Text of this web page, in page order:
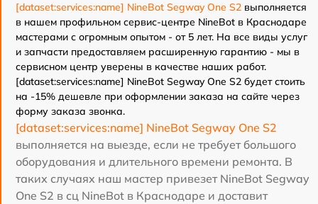
[dataset:services:name] NineBot Segway One S2 выполняется
в нашем профильном сервис-центре NineBot в Краснодаре
мастерами с огромным опытом - от 5 лет. На все виды услуг
и запчасти предоставляем расширенную гарантию - мы в
сервисном центр уверены в качестве наших работ.
[dataset:services:name] NineBot Segway One S2 будет стоить
на -15% дешевле при оформлении заказа на сайте через
форму заказа звонка.
[dataset:services:name] NineBot Segway One S2
выполняется на выезде, если не требует большого
оборудования и длительного времени ремонта. В
таких случаях наш мастер привезет NineBot Segway
One S2 в сц NineBot в Краснодаре и доставит